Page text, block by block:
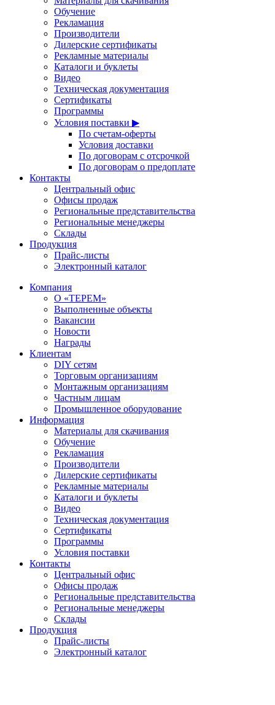
Обучение
Рекламация
Производители
Дилерские сертификаты
Рекламные материалы
Каталоги и буклеты
Видео
Техническая документация
Сертификаты
Программы
Условия поставки ▶
По счетам-оферты
Условия доставки
По договорам с отсрочкой
По договорам о предоплате
Контакты
Центральный офис
Офисы продаж
Региональные представительства
Региональные менеджеры
Склады
Продукция
Прайс-листы
Электронный каталог
Компания
О «ТЕРЕМ»
Выполненные объекты
Вакансии
Новости
Награды
Клиентам
DIY сетям
Торговым организациям
Монтажным организациям
Частным лицам
Промышленное оборудование
Информация
Материалы для скачивания
Обучение
Рекламация
Производители
Дилерские сертификаты
Рекламные материалы
Каталоги и буклеты
Видео
Техническая документация
Сертификаты
Программы
Условия поставки
Контакты
Центральный офис
Офисы продаж
Региональные представительства
Региональные менеджеры
Склады
Продукция
Прайс-листы
Электронный каталог